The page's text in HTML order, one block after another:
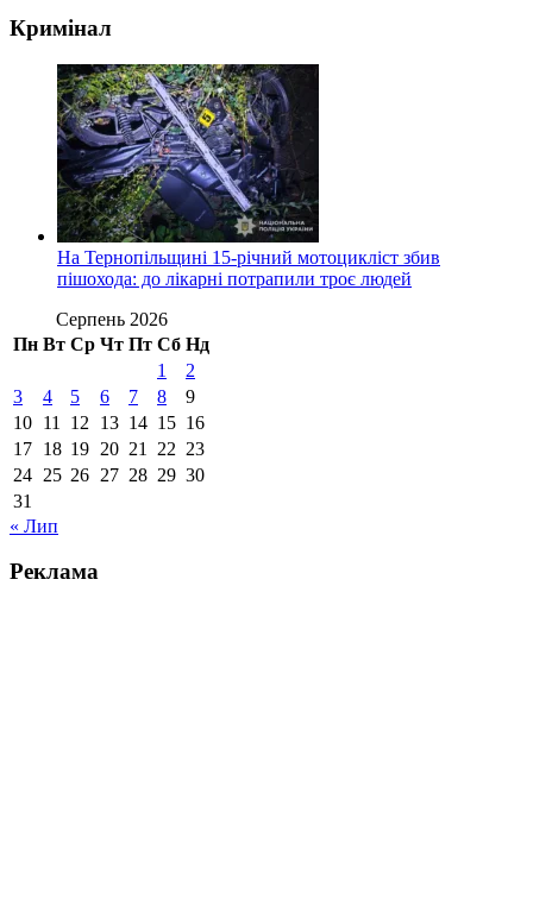
Кримінал
На Тернопільщині 15-річний мотоцикліст збив
пішохода: до лікарні потрапили троє людей
Серпень 2026
Пн Вт Ср Чт Пт Сб Нд
1
2
3
4 5 6 7 8
9
10 11 12 13 14 15 16
17 18 19 20 21 22 23
24 25 26 27 28 29 30
31
« Лип
Реклама